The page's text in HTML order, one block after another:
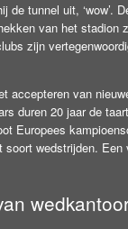
tunnel uit, ‘wow’.
van het stadion
zijn
accepteren van
duren 20 jaar de
Europees
wedstrijden. Een